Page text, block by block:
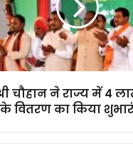
चौहान ने राज्य में 4
के वितरण का किया